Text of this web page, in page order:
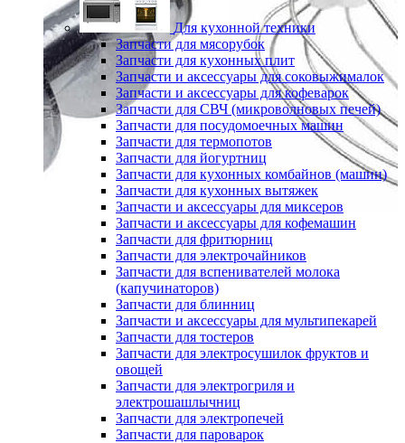
Для кухонной техники
Запчасти для мясорубок
Запчасти для кухонных плит
Запчасти и аксессуары для соковыжималок
Запчасти и аксессуары для кофеварок
Запчасти для СВЧ (микроволновых печей)
Запчасти для посудомоечных машин
Запчасти для термопотов
Запчасти для йогуртниц
Запчасти для кухонных комбайнов (машин)
Запчасти для кухонных вытяжек
Запчасти и аксессуары для миксеров
Запчасти и аксессуары для кофемашин
Запчасти для фритюрниц
Запчасти для электрочайников
Запчасти для вспенивателей молока
(капучинаторов)
Запчасти для блинниц
Запчасти и аксессуары для мультипекарей
Запчасти для тостеров
Запчасти для электросушилок фруктов и
овощей
Запчасти для электрогриля и
электрошашлычниц
Запчасти для электропечей
Запчасти для пароварок